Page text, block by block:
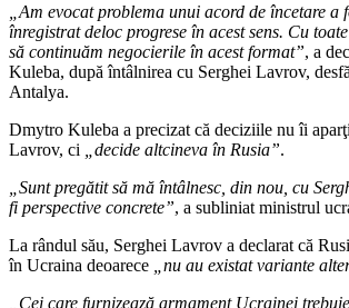
„Am evocat problema unui acord de încetare
înregistrat deloc progrese în acest sens. Cu
să continuăm negocierile în acest format”, a
Kuleba, după întâlnirea cu Serghei Lavrov,
Antalya.
Dmytro Kuleba a precizat că deciziile nu îi
Lavrov, ci
„decide altcineva în Rusia”.
„Sunt pregătit să mă întâlnesc, din nou, cu
fi perspective concrete”, a subliniat ministrul
La rândul său, Serghei Lavrov a declarat că
în Ucraina deoarece
„nu au existat variante
„Cei care furnizează armament Ucrainei